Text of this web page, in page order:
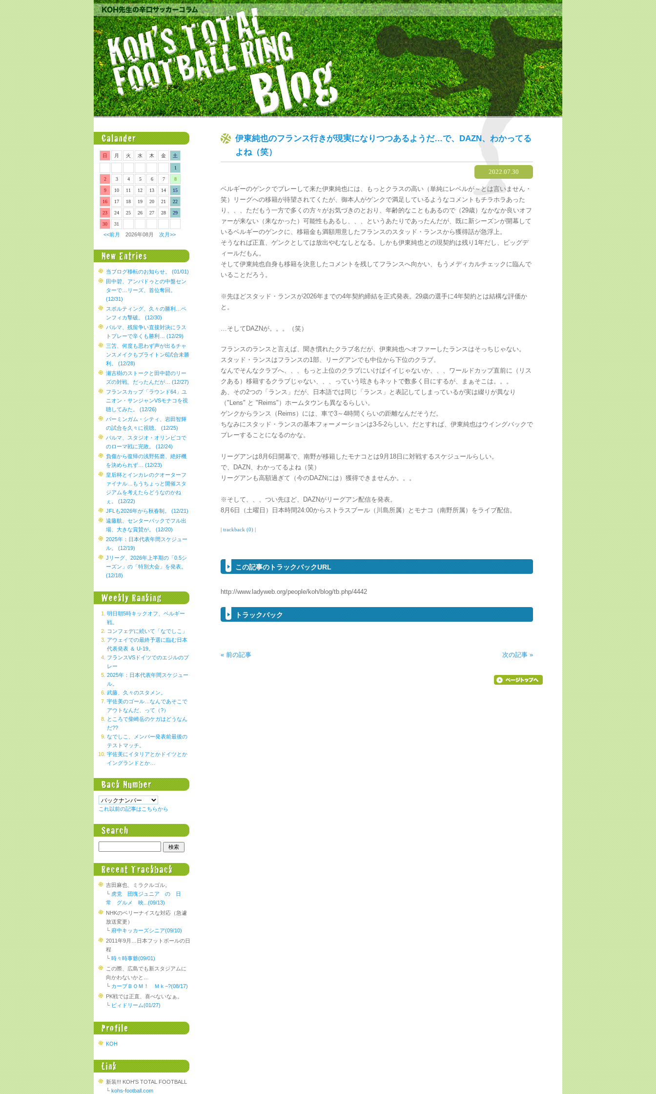
伊東純也のフランス行きが現実になりつつあるようだ…で、DAZN、わかってる
よね（笑）
2022.07.30
ベルギーのゲンクでプレーして来た伊東純也には、もっとクラスの高い（単純にレベルが～とは言いません・
笑）リーグへの移籍が待望されてくたが、御本人がゲンクで満足しているようなコメントもチラホラあった
り、、、ただもう一方で多くの方々がお気づきのとおり、年齢的なこともあるので（29歳）なかなか良いオフ
ァーが来ない（来なかった）可能性もあるし、、、というあたりであったんだが、既に新シーズンが開幕して
いるベルギーのゲンクに、移籍金も満額用意したフランスのスタッド・ランスから獲得話が急浮上。
そうなれば正直、ゲンクとしては放出やむなしとなる。しかも伊東純也との現契約は残り1年だし、ビッグデ
ィールだもん。
そして伊東純也自身も移籍を決意したコメントを残してフランスへ向かい、もうメディカルチェックに臨んで
いることだろう。
※先ほどスタッド・ランスが2026年までの4年契約締結を正式発表。29歳の選手に4年契約とは結構な評価か
と。
…そしてDAZNが。。。（笑）
フランスのランスと言えば、聞き慣れたクラブ名だが、伊東純也へオファーしたランスはそっちじゃない。
スタッド・ランスはフランスの1部、リーグアンでも中位から下位のクラブ。
なんでそんなクラブへ、、、もっと上位のクラブにいけばイイじゃないか、、、ワールドカップ直前に（リス
クある）移籍するクラブじゃない、、、っていう呟きもネットで数多く目にするが、まぁそこは。。。
あ、その2つの「ランス」だが、日本語では同じ「ランス」と表記してしまっているが実は綴りが異なり
（"Lens" と "Reims"）ホームタウンも異なるらしい。
ゲンクからランス（Reims）には、車で3～4時間くらいの距離なんだそうだ。
ちなみにスタッド・ランスの基本フォーメーションは3-5-2らしい。だとすれば、伊東純也はウイングバックで
プレーすることになるのかな。
リーグアンは8月6日開幕で、南野が移籍したモナコとは9月18日に対戦するスケジュールらしい。
で、DAZN、わかってるよね（笑）
リーグアンも高額過ぎて（今のDAZNには）獲得できませんか。。。
※そして、、、つい先ほど、DAZNがリーグアン配信を発表。
8月6日（土曜日）日本時間24:00からストラスブール（川島所属）とモナコ（南野所属）をライブ配信。
| trackback (0) |
この記事のトラックバックURL
http://www.ladyweb.org/people/koh/blog/tb.php/4442
トラックバック
« 前の記事 次の記事 »
日 月 火 水 木 金 土
1
2 3 4 5 6 7 8
9 10 11 12 13 14 15
16 17 18 19 20 21 22
23 24 25 26 27 28 29
30 31
<<前月 2026年08月 次月>>
当ブログ移転のお知らせ。 (01/01)
田中碧、アンパドゥとの中盤セン
ターで…リーズ、首位奪回。
(12/31)
スポルティング、久々の勝利…ベ
ンフィカ撃破。 (12/30)
パルマ、残留争い直接対決にラス
トプレーで辛くも勝利… (12/29)
三笘、何度も思わず声が出るチャ
ンスメイクもブライトン6試合未勝
利。 (12/28)
瀬古樹のストークと田中碧のリー
ズの対戦、だったんだが… (12/27)
フランスカップ「ラウンド64」ユ
ニオン・サンジャンVSモナコを視
聴してみた。 (12/26)
バーミンガム・シティ、岩田智輝
の試合を久々に視聴。 (12/25)
パルマ、スタジオ・オリンピコで
のローマ戦に完敗。 (12/24)
負傷から復帰の浅野拓磨、絶好機
を決められず… (12/23)
皇后杯とインカレのクオーターフ
ァイナル…もうちょっと開催スタ
ジアムを考えたらどうなのかね
ぇ。 (12/22)
JFLも2026年から秋春制。 (12/21)
遠藤航、センターバックでフル出
場、大きな賞賛が。 (12/20)
2025年：日本代表年間スケジュー
ル。 (12/19)
Jリーグ、2026年上半期の「0.5シ
ーズン」の「特別大会」を発表。
(12/18)
明日朝5時キックオフ、ベルギー
戦。
コンフェデに続いて「なでしこ」
アウェイでの最終予選に臨む日本
代表発表 ＆ U-19。
フランスVSドイツでのエジルのプ
レー
2025年：日本代表年間スケジュー
ル。
武藤、久々のスタメン。
宇佐美のゴール…なんであそこで
アウトなんだ、って（?）
ところで柴崎岳のケガはどうなん
だ??
なでしこ、メンバー発表前最後の
テストマッチ。
宇佐美にイタリアとかドイツとか
イングランドとか…
これ以前の記事はこちらから
吉田麻也、ミラクルゴル。
└ 虎党 団塊ジュニア の 日
常 グルメ 映...(09/13)
NHKのベリーナイスな対応（急遽
放送変更）
└ 府中キッカーズシニア(09/10)
2011年9月…日本フットボールの日
程
└ 時々時事爺(09/01)
この際、広島でも新スタジアムに
向かわないかと…
└ カープＢＯＭ！ Ｍｋ−?(08/17)
PK戦では正直、喜べないなぁ。
└ ビィドリーム(01/27)
KOH
新装!!! KOH'S TOTAL FOOTBALL
└ kohs-football.com